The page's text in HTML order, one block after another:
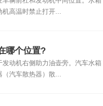
机高温时禁止打开...
哪个位置?
发动机右侧助力油壶旁。汽车水箱
（汽车散热器）散...